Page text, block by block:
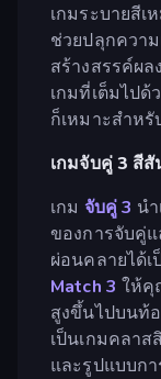
เกมระบายสีเ
ช่วยปลุกควา
สร้างสรรค์ผ
เกมที่เต็มไป
ก็เหมาะสำห
เกมจับคู่ 3 สี
เกม จับคู่ 3 น
ของการจับคู่
ผ่อนคลายได้เ
Match 3 ให้คุ
สูงขึ้นไปบนท้
เป็นเกมคลา
และรูปแบบก